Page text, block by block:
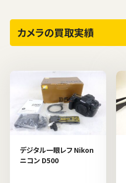
カメラの買取実績
デジタル一眼レフ Nikon
ニコン D500